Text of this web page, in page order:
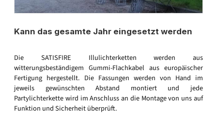
Kann das gesamte Jahr eingesetzt werden
Die SATISFIRE Illulichterketten werden aus
witterungsbeständigem Gummi-Flachkabel aus europäischer
Fertigung hergestellt. Die Fassungen werden von Hand im
jeweils gewünschten Abstand montiert und jede
Partylichterkette wird im Anschluss an die Montage von uns auf
Funktion und Sicherheit überprüft.